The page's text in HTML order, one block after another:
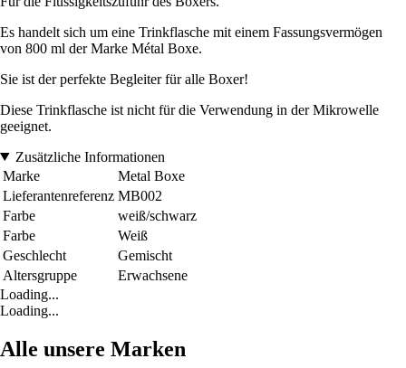
Es handelt sich um eine Trinkflasche mit einem Fassungsvermögen
von 800 ml der Marke Métal Boxe.
Sie ist der perfekte Begleiter für alle Boxer!
Diese Trinkflasche ist nicht für die Verwendung in der Mikrowelle
geeignet.
Zusätzliche Informationen
Marke
Metal Boxe
Lieferantenreferenz MB002
Farbe
weiß/schwarz
Farbe
Weiß
Geschlecht
Gemischt
Altersgruppe
Erwachsene
Loading...
Loading...
Alle unsere Marken